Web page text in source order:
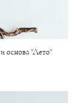
основа "Лето"